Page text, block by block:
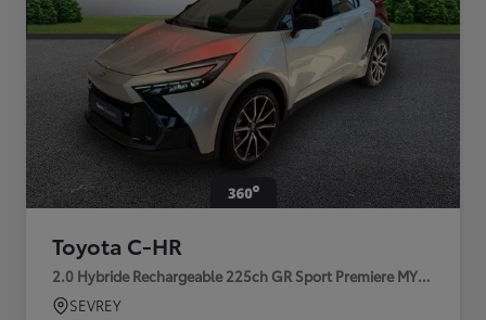
Toyota C-HR
2.0 Hybride Rechargeable 225ch GR Sport Premiere MY25
SEVREY